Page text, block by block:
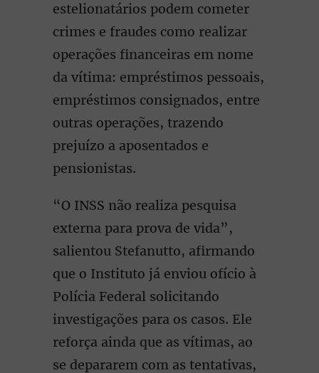
estelionatários podem cometer
crimes e fraudes como realizar
operações financeiras em nome
da vítima: empréstimos pessoais,
empréstimos consignados, entre
outras operações, trazendo
prejuízo a aposentados e
pensionistas.
“O INSS não realiza pesquisa
externa para prova de vida”,
salientou Stefanutto, afirmando
que o Instituto já enviou ofício à
Polícia Federal solicitando
investigações para os casos. Ele
reforça ainda que as vítimas, ao
se depararem com as tentativas,